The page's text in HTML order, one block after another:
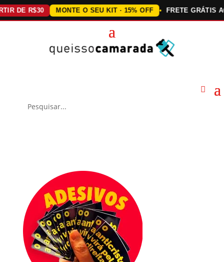
R$30 MONTE O SEU KIT · 15% OFF FRETE GRÁTIS ACIMA